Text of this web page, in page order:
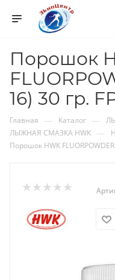
Порошок
16) 30 гр.
Главная — Каталог —
ЛЫЖНАЯ СМАЗКА HWK —
Порошок HWK